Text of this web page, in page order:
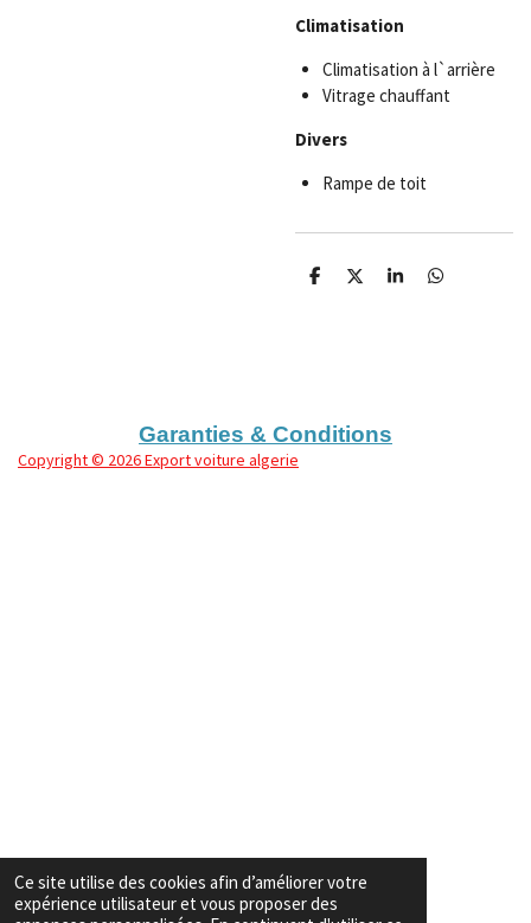
Ce site utilise des cookies afin d’améliorer votre
expérience utilisateur et vous proposer des
Climatisation
Climatisation à l`arrière
Vitrage chauffant
Divers
Rampe de toit
P
P
P
P
Garanties & Conditions
Copyright© 2026 Export voiture algerie